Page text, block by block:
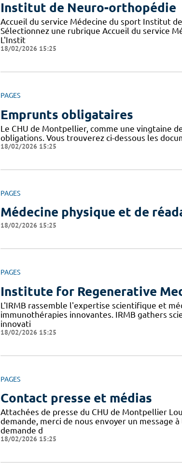
Institut de Neuro-orthopédie
Accueil du service Médecine du sport Institut
Sélectionnez une rubrique Accueil du service
L'Instit
18/02/2026 15:25
PAGES
Emprunts obligataires
Le CHU de Montpellier, comme une vingtaine
obligations. Vous trouverez ci-dessous les
18/02/2026 15:25
PAGES
Médecine physique et de
18/02/2026 15:25
PAGES
Institute for Regenerative
L'IRMB rassemble l'expertise scientifique et
immunothérapies innovantes. IRMB gathers
innovati
18/02/2026 15:25
PAGES
Contact presse et médias
Attachées de presse du CHU de Montpellier
demande, merci de nous envoyer un message
demande d
18/02/2026 15:25